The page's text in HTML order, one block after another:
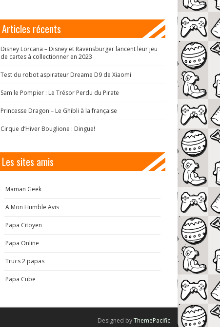
Articles récents
Disney Lorcana – Disney et Ravensburger lancent leur jeu
de cartes à collectionner en 2023
Test du robot aspirateur Dreame D9 de Xiaomi
Sam le Pompier : Le Trésor Perdu du Pirate
Princesse Dragon – Le Ghibli à la française
Cirque d’Hiver Bouglione : Dingue!
Les sites amis
Maman Geek
A Mon Humble Avis
Papa Citoyen
Papa Online
Trucs 2 papas
Papa Cube
Designed byThemePacific